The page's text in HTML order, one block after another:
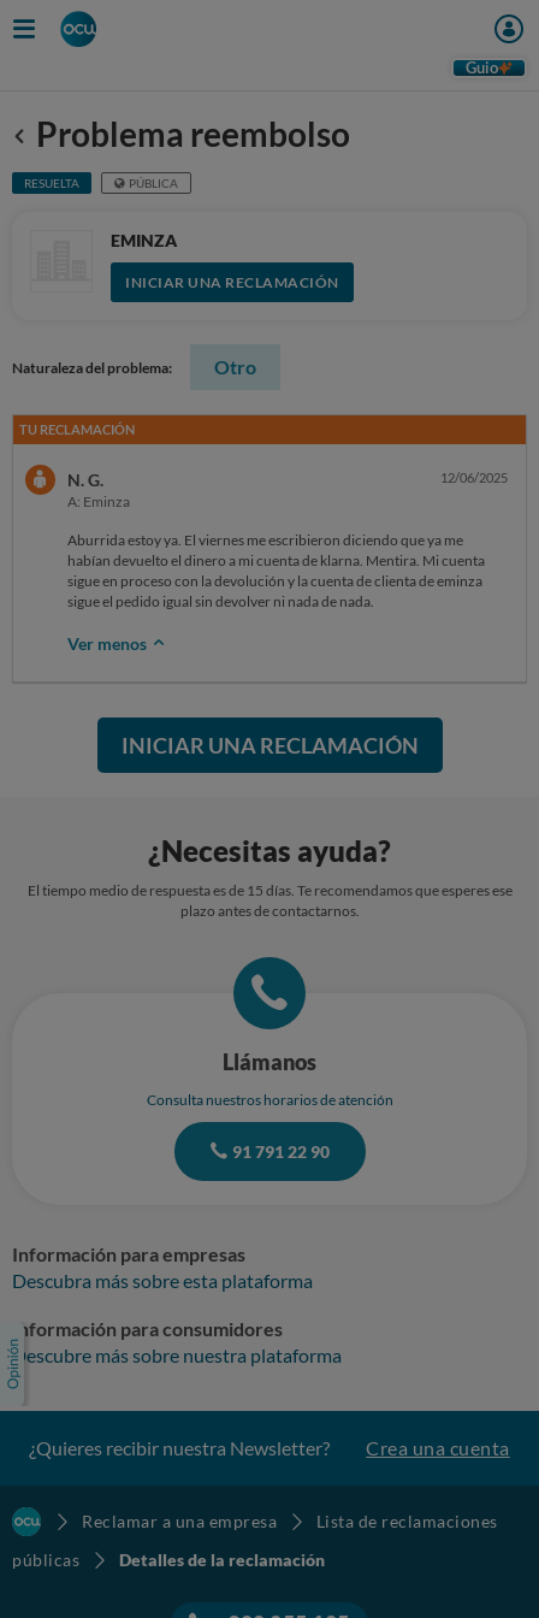
Guio
Anterior
Problema reembolso
RESUELTA PÚBLICA
EMINZA
INICIAR UNA RECLAMACIÓN
Naturaleza del problema: Otro
TU RECLAMACIÓN
N. G.
A: Eminza
12/06/2025
Aburrida estoy ya. El viernes me escribieron diciendo que ya me
habían devuelto el dinero a mi cuenta de klarna. Mentira. Mi cuenta
sigue en proceso con la devolución y la cuenta de clienta de eminza
sigue el pedido igual sin devolver ni nada de nada.
Ver menos
INICIAR UNA RECLAMACIÓN
¿Necesitas ayuda?
El tiempo medio de respuesta es de 15 días. Te recomendamos que esperes ese
plazo antes de contactarnos.
Llámanos
Consulta nuestros horarios de atención
91 791 22 90
Información para empresas
Descubra más sobre esta plataforma
Información para consumidores
Descubre más sobre nuestra plataforma
¿Quieres recibir nuestra Newsletter? Crea una cuenta
Reclamar a una empresa
Lista de reclamaciones
públicas
Detalles de la reclamación